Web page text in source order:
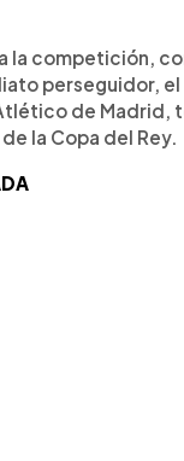
la competición,
perseguidor, el
de Madrid,
la Copa del Rey.